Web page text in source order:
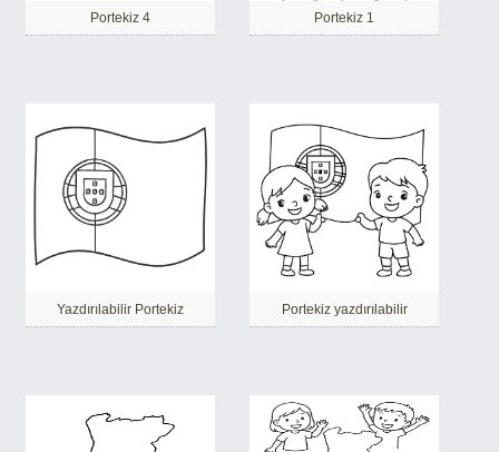
Portekiz 4 Portekiz 1
Yazdırılabilir Portekiz Portekiz yazdırılabilir